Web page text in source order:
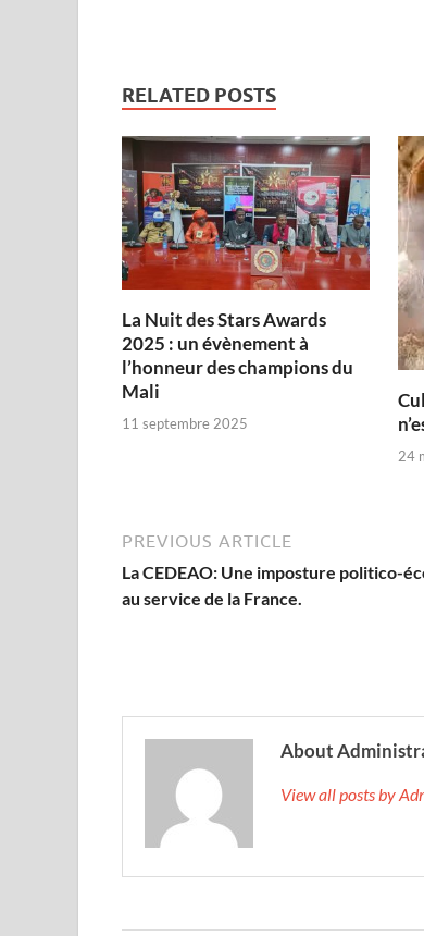
RELATED POSTS
‎La Nuit des Stars Awards
2025 : un évènement à
l’honneur des champions du
Mali
11 septembre 2025
24
PREVIOUS ARTICLE
La CEDEAO: Une imposture politico-
au service de la France.
About
View all posts by